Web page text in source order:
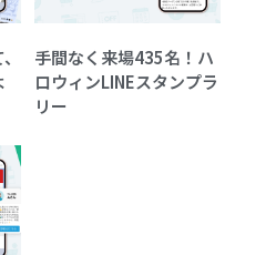
手間なく来場435名！ハ
ロウィンLINEスタンプラ
リー